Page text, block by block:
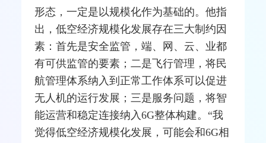
形态，一定是以规模化作为基础的。他指
出，低空经济规模化发展存在三大制约因
素：首先是安全监管，端、网、云、业都
有可供监管的要素；二是飞行管理，将民
航管理体系纳入到正常工作体系可以促进
无人机的运行发展；三是服务问题，将智
能运营和稳定连接纳入6G整体构建。“我
觉得低空经济规模化发展，可能会和6G相